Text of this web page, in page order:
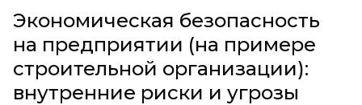
Экономическая безопасность
на предприятии (на примере
строительной организации):
внутренние риски и угрозы